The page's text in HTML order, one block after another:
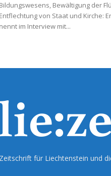
Bildungswesens, Bewältigung der
Entflechtung von Staat und Kirche:
nennt im Interview mit...
Zeitschrift für Liechtenstein und